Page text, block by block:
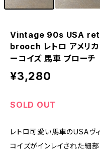
Vintage 90s USA
brooch レトロ アメリカ
ーコイズ 馬車 ブローチ
¥3,280
SOLD OUT
レトロ可愛い馬車のUSAヴ
コイズがインレイされた細